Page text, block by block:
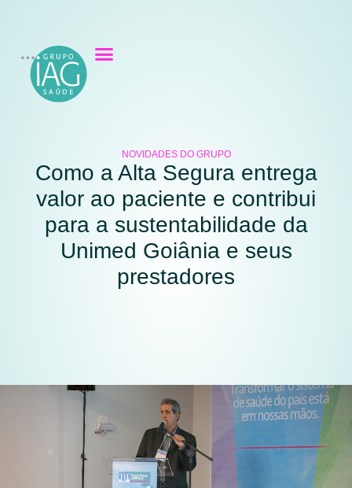
NOVIDADES DO GRUPO
Como a Alta Segura entrega
valor ao paciente e contribui
para a sustentabilidade da
Unimed Goiânia e seus
prestadores